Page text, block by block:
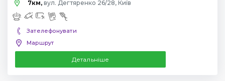
7км, вул. Дегтяренко 26/28, Київ
Зателефонувати
Маршрут
Детальніше